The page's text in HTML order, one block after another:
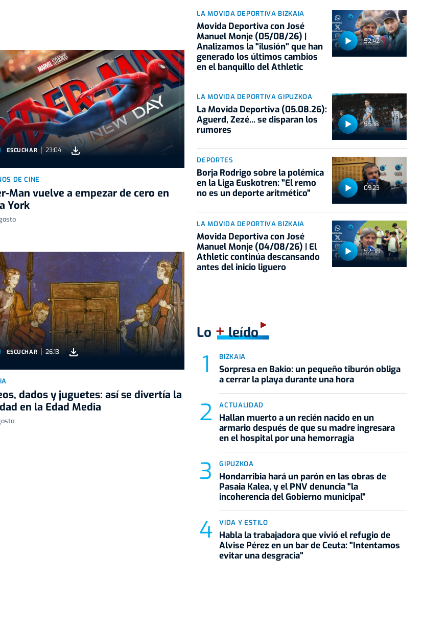
ESCUCHAR 23:04
DE CINE
Man vuelve a empezar de cero en
York
ESCUCHAR 26:13
dados y juguetes: así se divertía la
en la Edad Media
52:42
LA MOVIDA DEPORTIVA BIZKAIA
Movida Deportiva con José
Manuel Monje (05/08/26) |
Analizamos la "ilusión" que han
generado los últimos cambios
en el banquillo del Athletic
55:18
LA MOVIDA DEPORTIVA GIPUZKOA
La Movida Deportiva (05.08.26):
Aguerd, Zezé... se disparan los
rumores
09:23
DEPORTES
Borja Rodrigo sobre la polémica
en la Liga Euskotren: "El remo
no es un deporte aritmético"
52:38
LA MOVIDA DEPORTIVA BIZKAIA
Movida Deportiva con José
Manuel Monje (04/08/26) | El
Athletic continúa descansando
antes del inicio liguero
Lo +leído
BIZKAIA
Sorpresa en Bakio: un pequeño tiburón obliga
a cerrar la playa durante una hora
ACTUALIDAD
Hallan muerto a un recién nacido en un
armario después de que su madre ingresara
en el hospital por una hemorragia
GIPUZKOA
Hondarribia hará un parón en las obras de
Pasaia Kalea, y el PNV denuncia "la
incoherencia del Gobierno municipal"
VIDA Y ESTILO
Habla la trabajadora que vivió el refugio de
Alvise Pérez en un bar de Ceuta: "Intentamos
evitar una desgracia"